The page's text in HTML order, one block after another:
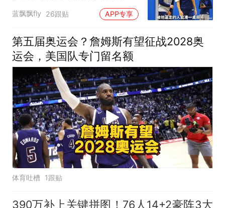
年逼走了那么多人
蓝飘飘fly 26跟贴 APP专享
第五届奥运会？詹姆斯有望征战2028奥
运会，美国队专门留名额
体育吐槽 1跟贴
390万补上关键拼图！76人14+2豪阵3大